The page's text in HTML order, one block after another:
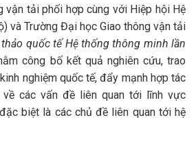
vận tải phối hợp cùng với Hiệp hội Hệ
và Trường Đại học Giao thông vận tải
thảo quốc tế Hệ thống thông minh lần
công bố kết quả nghiên cứu, trao
nghiệm quốc tế, đẩy mạnh hợp tác
các vấn đề liên quan tới lĩnh vực
biệt là các chủ đề liên quan tới hệ